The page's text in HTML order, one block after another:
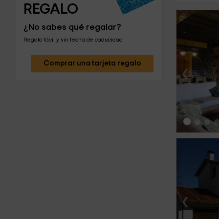
REGALO
¿No sabes qué regalar?
Regalo fácil y sin fecha de caducidad
Comprar una tarjeta regalo ‹
‹